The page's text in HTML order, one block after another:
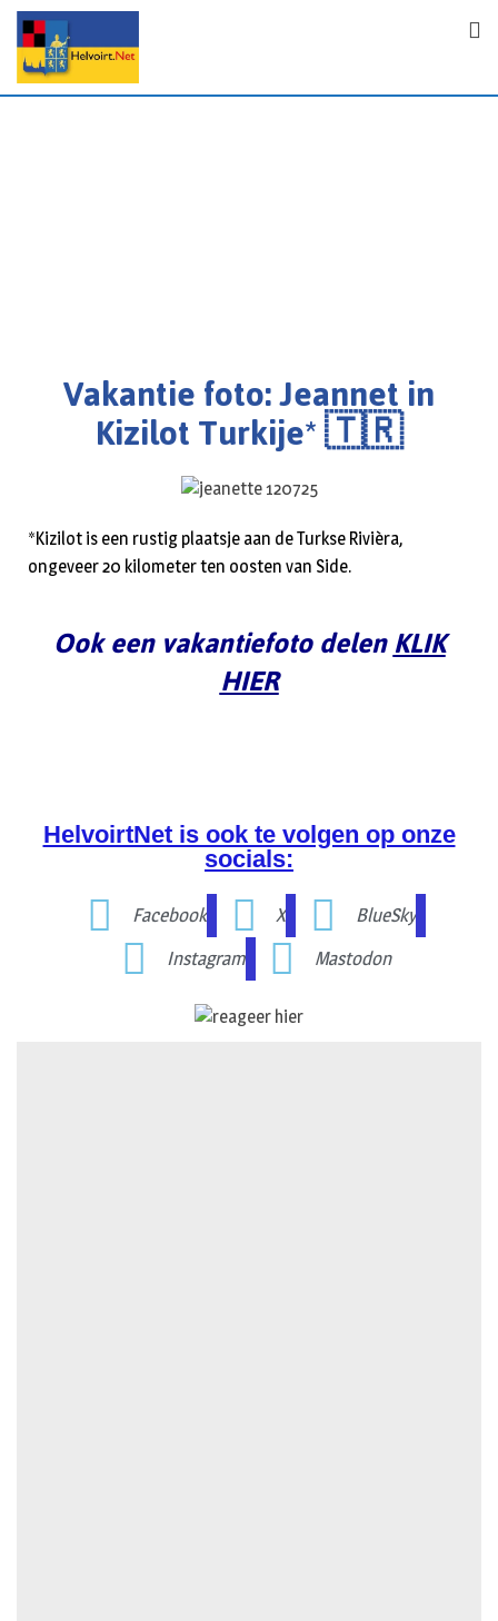
Vakantie foto: Jeannet in
Kizilot Turkije* 🇹🇷
*Kizilot is een rustig plaatsje aan de Turkse Rivièra,
ongeveer 20 kilometer ten oosten van Side.
Ook een vakantiefoto delenKLIK
HIER
HelvoirtNet is ook te volgen op onze
socials:
Facebook X
BlueSky
Instagram
Mastodon